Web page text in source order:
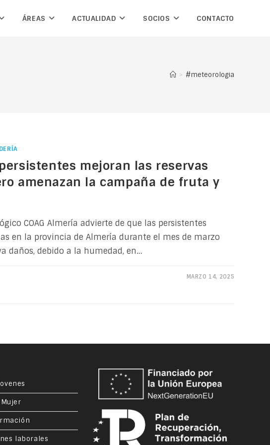
ÁREAS ACTUALIDAD SOCIOS CONTACTO
> #meteorologia
mejoran las reservas
amenazan la campaña de fruta y
COAG Almería advierte de que las persistentes
en la provincia de Almería durante el mes de marzo
daños, debido a la humedad, en…
MARZO 14, 2025
Mujer
laborales